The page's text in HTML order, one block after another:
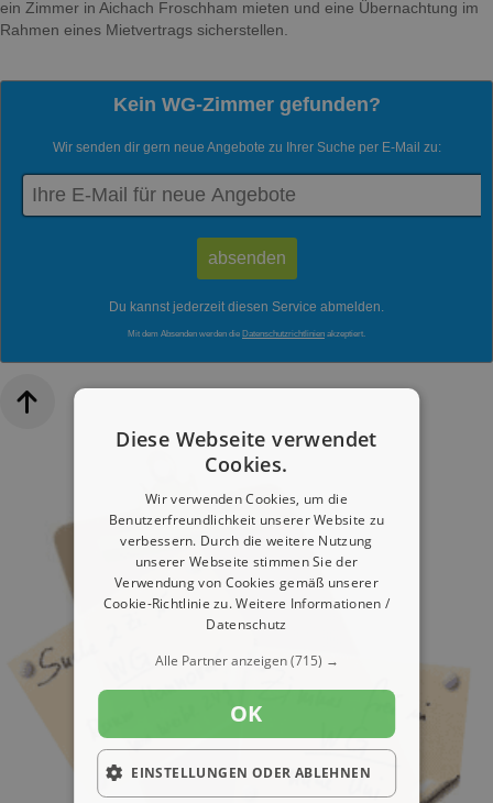
ein Zimmer in Aichach Froschham mieten und eine Übernachtung im
Rahmen eines Mietvertrags sicherstellen.
Kein WG-Zimmer gefunden?
Wir senden dir gern neue Angebote zu Ihrer Suche per E-Mail zu:
Du kannst jederzeit diesen Service abmelden.
Mit dem Absenden werden die Datenschutzrichtlinien akzeptiert.
Diese Webseite verwendet
Cookies.
Wir verwenden Cookies, um die
Benutzerfreundlichkeit unserer Website zu
verbessern. Durch die weitere Nutzung
unserer Webseite stimmen Sie der
Verwendung von Cookies gemäß unserer
Cookie-Richtlinie zu.Weitere Informationen /
Datenschutz
Alle Partner anzeigen(715) →
OK
EINSTELLUNGEN ODER ABLEHNEN